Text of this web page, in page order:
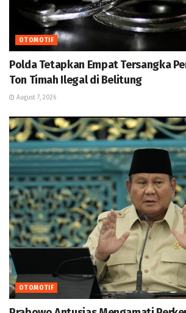
OTOMOTIF
Polda Tetapkan Empat Tersangka
Ton Timah Ilegal di Belitung
August 7, 2026
OTOMOTIF